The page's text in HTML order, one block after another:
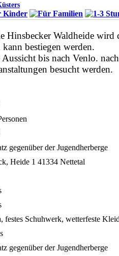
Hinsbecker Waldheide wird
bestiegen werden.
bis nach Venlo.
besucht werden.
gegenüber der Jugendherberge
Heide 1 41334 Nettetal
festes Schuhwerk, wetterfeste
gegenüber der Jugendherberge